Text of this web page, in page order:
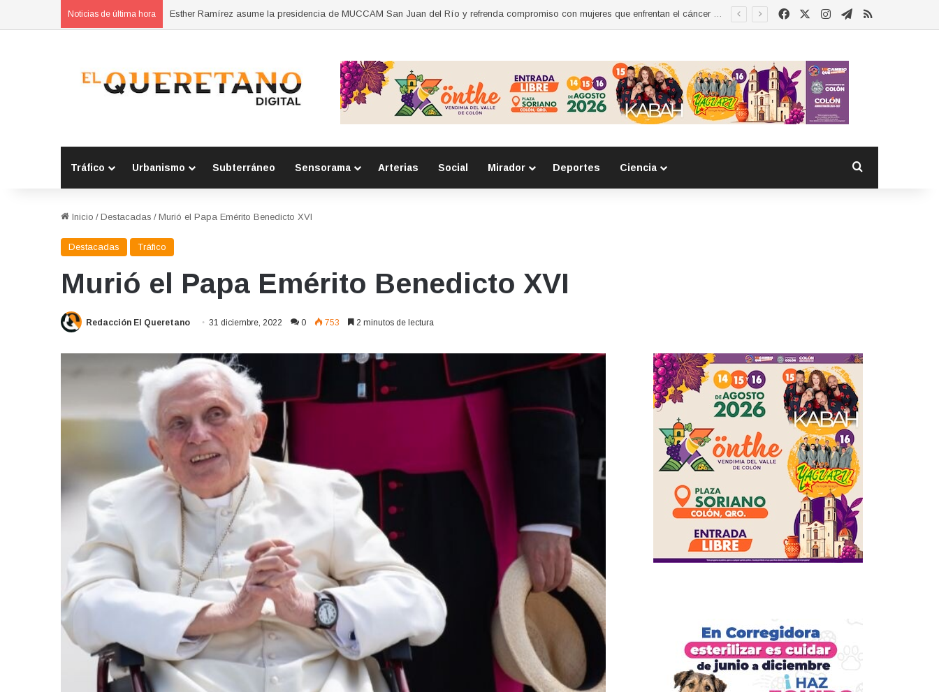
Noticias de última hora Esther Ramírez asume la presidencia de MUCCAM San Juan del Río y refrenda compromiso con mujeres que enfrentan el cáncer de mama FacebookInstagram
Telegram
RSS
Tráfico Urbanismo Subterráneo Sensorama Arterias Social Mirador Deportes Ciencia
Inicio / Destacadas / Murió el Papa Emérito Benedicto XVI
Destacadas Tráfico
Murió el Papa Emérito Benedicto XVI
Redacción El Queretano 31 diciembre, 2022 0 753 2 minutos de lectura